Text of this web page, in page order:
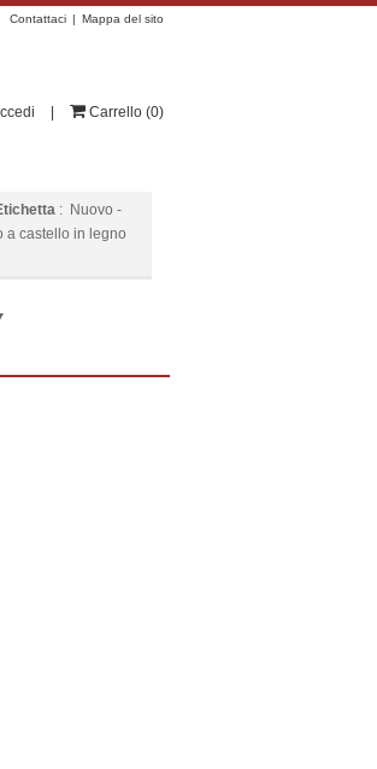
Contattaci Mappa del sito
: Nuovo -
a castello in legno
Carrello (0)